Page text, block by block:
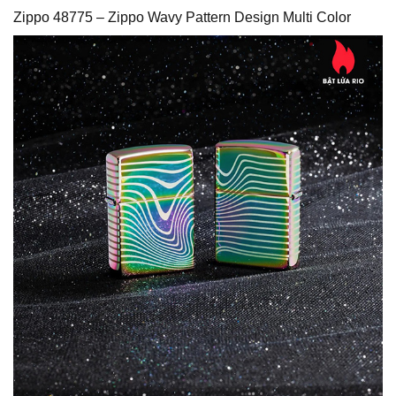
Zippo 48775 – Zippo Wavy Pattern Design Multi Color